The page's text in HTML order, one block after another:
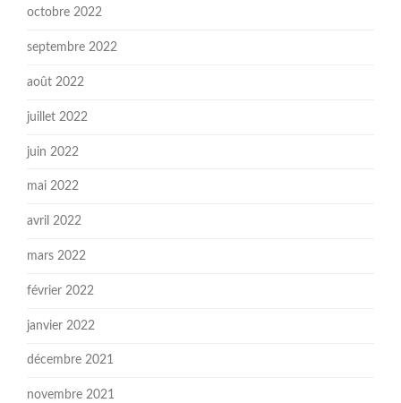
octobre 2022
septembre 2022
août 2022
juillet 2022
juin 2022
mai 2022
avril 2022
mars 2022
février 2022
janvier 2022
décembre 2021
novembre 2021